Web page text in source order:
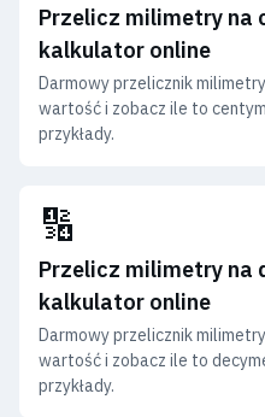
Przelicz milimetry na
kalkulator online
Darmowy przelicznik
wartość i zobacz ile to
przykłady.
🔢
Przelicz milimetry na
kalkulator online
Darmowy przelicznik
wartość i zobacz ile to
przykłady.